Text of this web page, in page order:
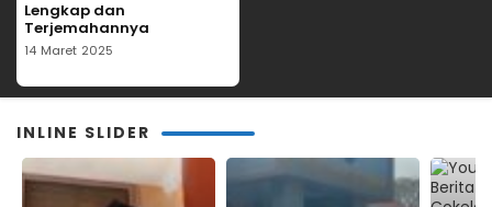
Lengkap dan
Terjemahannya
14 Maret 2025
INLINE SLIDER